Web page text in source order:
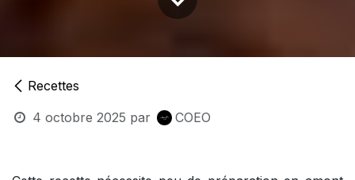
Recettes
4 octobre 2025 par COEO